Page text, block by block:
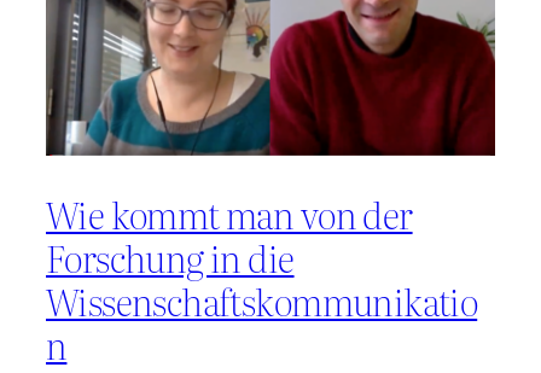
Wie kommt man von der
Forschung in die
Wissenschaftskommunikatio
n